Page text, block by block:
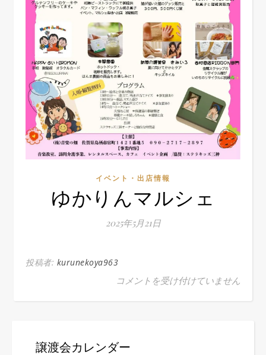
イベント・出店情報
ゆかりんマルシェ
2025年5月21日
投稿者: kurunekoya963
ゆかりんマルシェ は
コメントを受け付けていません
譲渡会カレンダー